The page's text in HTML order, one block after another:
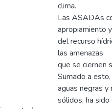
clima.
Las ASADAs
apropiamiento
del recurso
las amenazas
que se ciernen
Sumado a
aguas negras y
sólidos, ha